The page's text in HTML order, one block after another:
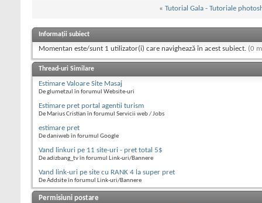
« Tutorial Gala - Tutoriale
Informații subiect
Momentan este/sunt 1 utilizator(i) care navighează în acest subiect. (0
Thread-uri Similare
Estimare Valoare Site Masaj
De glumetzul în forumul Website-uri
Estimare pret portal agentii turism
De Marius Cristian în forumul Servicii web / Jobs
estimare pret
De daniweb în forumul Google
Vand linkuri pe 11 site-uri - pret total 5$
De adizbang_tv în forumul Link-uri/Bannere
Vand link-uri pe site cu RANK 4 la super pret
De Addsite în forumul Link-uri/Bannere
Permisiuni postare